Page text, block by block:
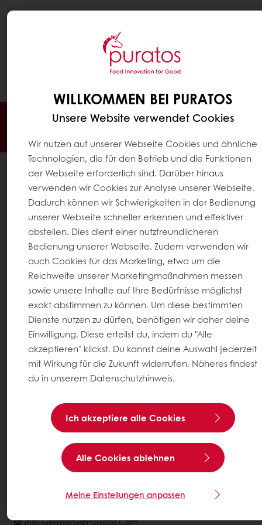
This page redirects to
https://www.puratos.de/de/produkte?
WILLKOMMEN BEI PURATOS
Unsere Website verwendet Cookies
Wir nutzen auf unserer Webseite Cookies und ähnliche
Technologien, die für den Betrieb und die Funktionen
der Webseite erforderlich sind. Darüber hinaus
verwenden wir Cookies zur Analyse unserer Webseite.
Dadurch können wir Schwierigkeiten in der Bedienung
unserer Webseite schneller erkennen und effektiver
abstellen. Dies dient einer nutzfreundlicheren
Bedienung unserer Webseite. Zudem verwenden wir
auch Cookies für das Marketing, etwa um die
Reichweite unserer Marketingmaßnahmen messen
sowie unsere Inhalte auf Ihre Bedürfnisse möglichst
exakt abstimmen zu können. Um diese bestimmten
Dienste nutzen zu dürfen, benötigen wir daher deine
Einwilligung. Diese erteilst du, indem du "Alle
akzeptieren" klickst. Du kannst deine Auswahl jederzeit
mit Wirkung für die Zukunft widerrufen. Näheres findest
du in unserem Datenschutzhinweis.
Ich akzeptiere alle Cookies
Alle Cookies ablehnen
Meine Einstellungen anpassen
Jederzeit online bestellen
Online bezahlen
Alle Produkte
Alle Rezepte
Service
Konsumenten-Trends
Neuigkeiten
Kontakt
Impressum
AGB
AGB für Veranstaltungen
Datenschutz
Rechtliche Hinweise
Wählen Sie ein Land aus
Unternehmenswebseite
+49 (0) 211 598938-0
Info.germany@puratos.com